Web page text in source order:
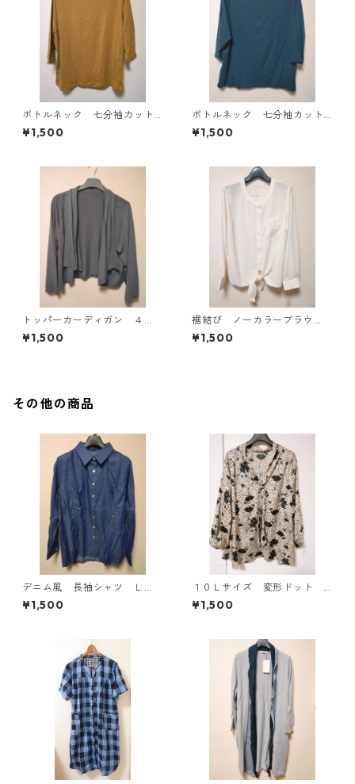
ボトルネック 七分袖カット
ソー ４Ｌ マスタード KA
E-4816
¥1,500
ボトルネック 七分袖カット
ソー ４Ｌ ティールグリー
ン KAE-4815
¥1,500
トッパーカーディガン ４
Ｌ グレー KAE-4814
¥1,500
裾結び ノーカラーブラウ
ス ３Ｌ アイボリー KAE-
4813
¥1,500
その他の商品
デニム風 長袖シャツ Ｌ
Ｌ ブルー KAE-4801
¥1,500
１０Ｌサイズ 変形ドット
花柄 ボウタイブラウス オ
フホワイト KAE-4772
¥1,500